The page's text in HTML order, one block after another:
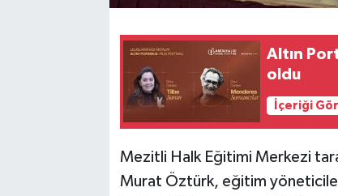
Altın
oldu
İçeriği
Mezitli Halk Eğitimi Merkezi
Murat Öztürk, eğitim